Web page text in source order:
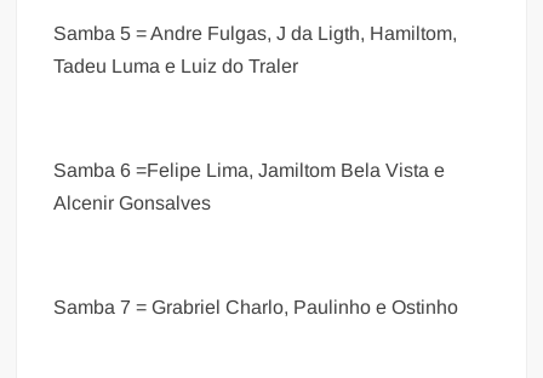
Samba 5 = Andre Fulgas, J da Ligth, Hamiltom,
Tadeu Luma e Luiz do Traler
Samba 6 =Felipe Lima, Jamiltom Bela Vista e
Alcenir Gonsalves
Samba 7 = Grabriel Charlo, Paulinho e Ostinho